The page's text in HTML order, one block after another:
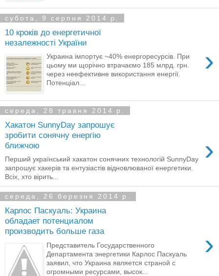
субота, 9 серпня 2014 р.
10 кроків до енергетичної
незалежності України
›
Украина імпортує ~40% енергоресурсів. При
цьому ми щорічно втрачаємо 185 млрд. грн.
через неефективне використання енергії.
Потенціал...
середа, 28 травня 2014 р.
Хакатон SunnyDay запрошує
зробити сонячну енергію
ближчою
›
Перший український хакатон сонячних технологій SunnyDay
запрошує хакерів та ентузіастів відновлюваної енергетики.
Всіх, хто вірить...
середа, 26 березня 2014 р.
Карлос Паскуаль: Украина
обладает потенциалом
производить больше газа
›
Представитель Государственного
Департамента энергетики Карлос Паскуаль
заявил, что Украина является страной с
огромными ресурсами, высок...